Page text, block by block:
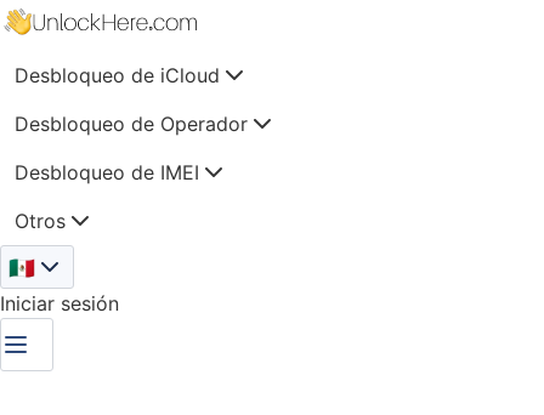
Desbloqueo de iCloud
Desbloqueo de Operador
Desbloqueo de IMEI
Otros
🇲🇽
Iniciar sesión